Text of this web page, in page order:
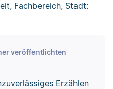
Fachbereich, Stadt:
veröffentlichten
Erzählen